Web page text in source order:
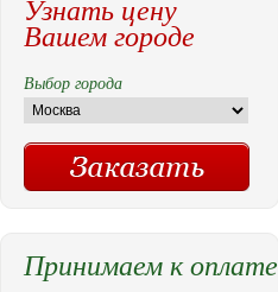
Узнать цену
Вашем городе
Выбор города
Принимаем к оплате